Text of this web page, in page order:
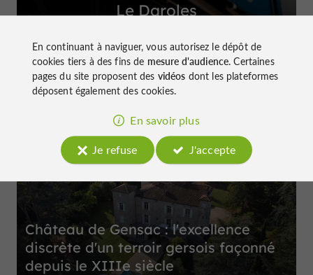
Le Daroles
Top expériences
Château de Gensac : l'excellence
discrète d'un terroir gersois façonné
depuis le XIIIe siècle
En continuant à naviguer, vous autorisez le dépôt de
cookies tiers à des fins de mesure d'audience. Certaines
pages du site proposent des vidéos dont les plateformes
déposent également des cookies.
En savoir plus
Je refuse
J'accepte